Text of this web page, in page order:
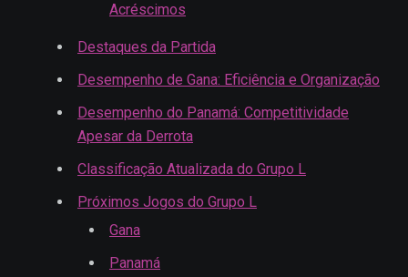
Acréscimos
Destaques da Partida
Desempenho de Gana: Eficiência e Organização
Desempenho do Panamá: Competitividade
Apesar da Derrota
Classificação Atualizada do Grupo L
Próximos Jogos do Grupo L
Gana
Panamá